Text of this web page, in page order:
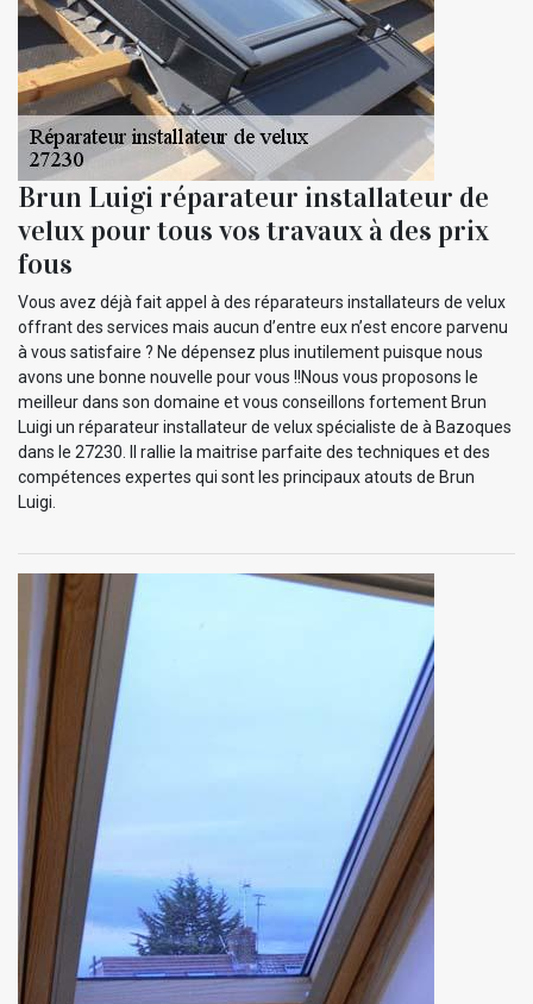
Brun Luigi réparateur installateur de
velux pour tous vos travaux à des prix
fous
Vous avez déjà fait appel à des réparateurs installateurs de velux
offrant des services mais aucun d’entre eux n’est encore parvenu
à vous satisfaire ? Ne dépensez plus inutilement puisque nous
avons une bonne nouvelle pour vous !!Nous vous proposons le
meilleur dans son domaine et vous conseillons fortement Brun
Luigi un réparateur installateur de velux spécialiste de à Bazoques
dans le 27230. Il rallie la maitrise parfaite des techniques et des
compétences expertes qui sont les principaux atouts de Brun
Luigi.